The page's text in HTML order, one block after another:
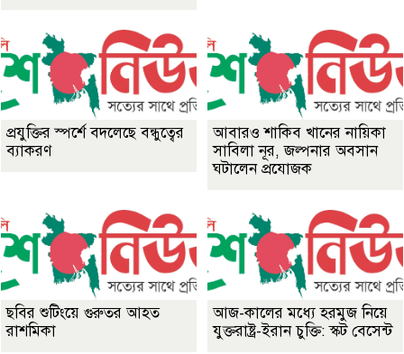
প্রযুক্তির স্পর্শে বদলেছে বন্ধুত্বের
ব্যাকরণ
আবারও শাকিব খানের নায়িকা
সাবিলা নূর, জল্পনার অবসান
ঘটালেন প্রযোজক
ছবির শুটিংয়ে গুরুতর আহত
রাশমিকা
আজ-কালের মধ্যে হরমুজ নিয়ে
যুক্তরাষ্ট্র-ইরান চুক্তি: স্কট বেসেন্ট